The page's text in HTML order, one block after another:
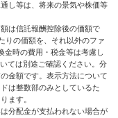
し等は、将来の景気や株価等
は信託報酬控除後の価額で
りの価額を、それ以外のファ
金時の費用・税金等は考慮し
ては別途ご確認ください。分
金額です。表示方法について
は整数部のみとしているた
ます。
分配金が支払われない場合が